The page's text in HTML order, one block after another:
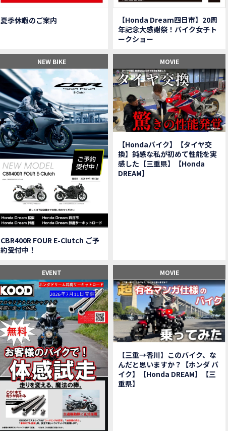
【バイク女子】急遽、愛車とお別れ…ついにあの
MOVIE 【バイク女子】オイル交換だけのつもりが、まさ
【Honda Dream 鈴鹿２０周年記念大感謝祭】
【CB650R E-Clutch】X-ADVでDCTに5年乗った私
MOVIE 【カブでアクセル全開】女性ライダーで耐久レ
MOVIE 【新型X-ADV】最初のカスタムはこれ！ガラスコ
MOVIE 【納車】新型X-ADV初走行！3台乗り継いだ私の素
三重県下 Honda Dream4店舗にて新春キャンペー
MOVIE 【速報】2025年モデルHonda X-ADV契約しました
MOVIE 【女子ツーリング】秋の女子ツーリングin鳥羽・
NEW BIKE スーパーカブFinal Edition/HELLP KITTY在庫車あ
MOVIE 【CBR1000RR-R】スーパースポーツバイクで三
CAMPAIGN 三重県下 Honda Dreamにてレンタルバイクキ
MOVIE 【アフリカツイン】憧れの大型バイクで1泊2日マ
MOVIE 【女子ツーリング】穴場スポット満載！三重の美
MOVIE 【CBR600RR】憧れのSSバイクで女子ツーリング
MOVIE
MOVIE 【鈴鹿サーキット】ホンダモーターサイクリスト
【祝】Honda CL500納車「かなえさんバイク売れ
MOVIE 【ホンダドリーム鈴鹿サーキットロード】オープ
MOVIE 【鈴鹿サーキットに近い！】ホンダドリーム鈴鹿
MOVIE CL500売却！X-ADVオーナーの素直な理由。〇〇
MOVIE 【梅本まどかさんコラボ】CIVIC TYPE R♪スタッ
MOVIE 憧れの大型バイク試乗！4輪走行は驚きの…【
MOVIE 【鈴鹿ツインサーキット】バイク＆クルマ夢のコ
MOVIE 全員初対面！バイク女子6人がツーリング行ったら
MOVIE バイク女子6人でツーリング行った結果ww！後編
MOVIE 温泉1泊。いつもソロの女性ライダー、大人のマ
MOVIE 【梅本まどかさんコラボ】CIVIC TYPE R♪ スタ
MOVIE ＨＣＭ２＆４サーキットフェス2023 紹介動画②
MOVIE ＨＣＭ２＆４サーキットフェス2023 紹介動画①
MOVIE モトベはつこさんコラボ動画
夏季休暇のご案内
【Honda Dream四日市】20周
年記念大感謝祭！バイク女子ト
ークショー
NEW BIKE
CBR400R FOUR E-Clutch ご予
約受付中！
MOVIE
【Hondaバイク】【タイヤ交
換】鈍感な私が初めて性能を実
感した【三重県】【Honda
DREAM】
EVENT MOVIE
【三重→香川】このバイク、な
んだと思いますか？【ホンダ バ
イク】【Honda DREAM】【三
重県】